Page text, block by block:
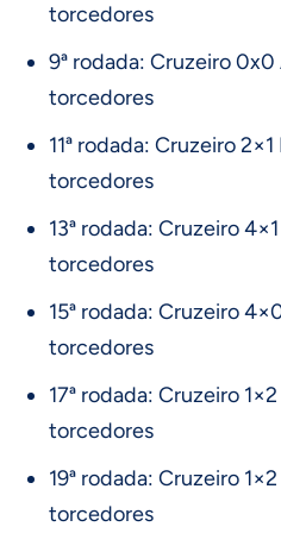
torcedores
9ª rodada: Cruzeiro
torcedores
11ª rodada: Cruzeiro
torcedores
13ª rodada: Cruzeiro
torcedores
15ª rodada: Cruzeiro
torcedores
17ª rodada: Cruzeiro
torcedores
19ª rodada: Cruzeiro
torcedores